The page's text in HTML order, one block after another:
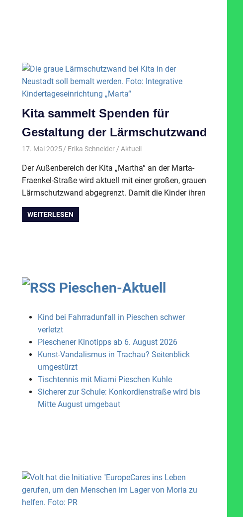
Kita sammelt Spenden für
Gestaltung der Lärmschutzwand
17. Mai 2025 Erika Schneider Aktuell
Der Außenbereich der Kita „Martha“ an der Marta-
Fraenkel-Straße wird aktuell mit einer großen, grauen
Lärmschutzwand abgegrenzt. Damit die Kinder ihren
WEITERLESEN
Pieschen-Aktuell
Kind bei Fahrradunfall in Pieschen schwer
verletzt
Pieschener Kinotipps ab 6. August 2026
Kunst-Vandalismus in Trachau? Seitenblick
umgestürzt
Tischtennis mit Miami Pieschen Kuhle
Sicherer zur Schule: Konkordienstraße wird bis
Mitte August umgebaut